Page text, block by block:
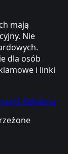
mają
Nie
dla osób
i linki
Reklama